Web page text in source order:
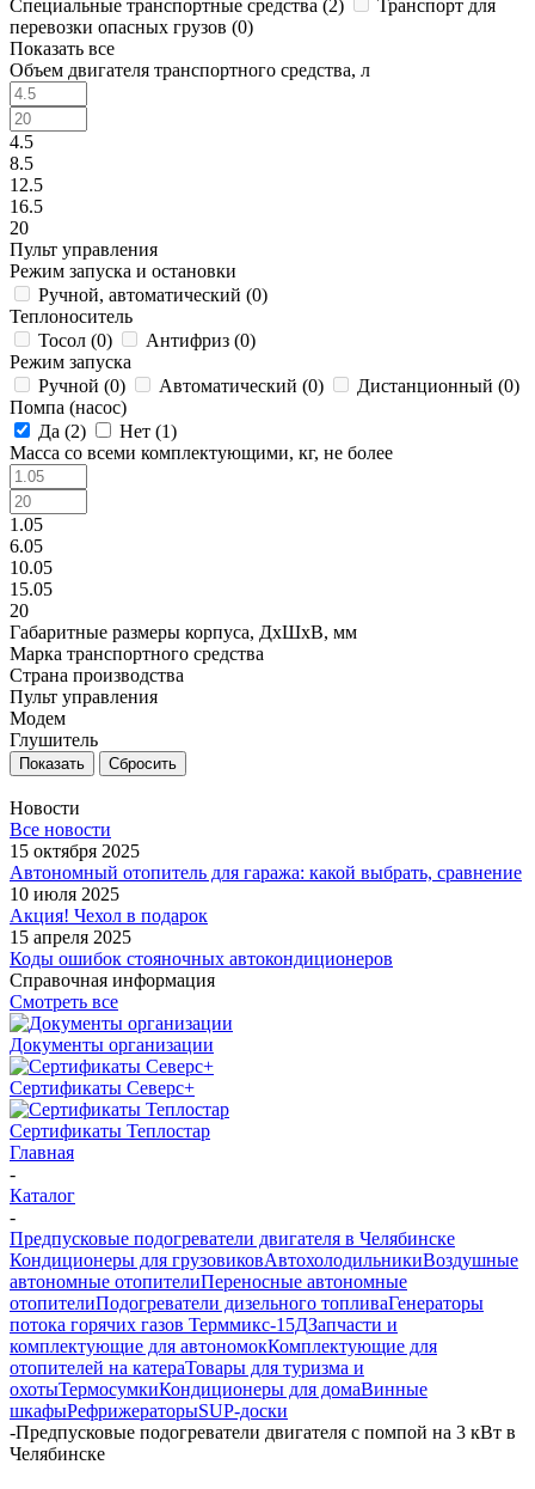
Специальные транспортные средства (2)
Транспорт для
перевозки опасных грузов (0)
Показать все
Объем двигателя транспортного средства, л
4.5
8.5
12.5
16.5
20
Пульт управления
Режим запуска и остановки
Ручной, автоматический (0)
Теплоноситель
Тосол (0) Антифриз (0)
Режим запуска
Ручной (0) Автоматический (0) Дистанционный (0)
Помпа (насос)
Да (2) Нет (1)
Масса со всеми комплектующими, кг, не более
1.05
6.05
10.05
15.05
20
Габаритные размеры корпуса, ДxШxВ, мм
Марка транспортного средства
Страна производства
Пульт управления
Модем
Глушитель
Сбросить
Новости
Все новости
15 октября 2025
Автономный отопитель для гаража: какой выбрать, сравнение
10 июля 2025
Акция! Чехол в подарок
15 апреля 2025
Коды ошибок стояночных автокондиционеров
Справочная информация
Смотреть все
Документы организации
Сертификаты Северс+
Сертификаты Теплостар
Главная
-
Каталог
-
Предпусковые подогреватели двигателя в Челябинске
Кондиционеры для грузовиковАвтохолодильникиВоздушные
автономные отопителиПереносные автономные
отопителиПодогреватели дизельного топливаГенераторы
потока горячих газов Терммикс-15ДЗапчасти и
комплектующие для автономокКомплектующие для
отопителей на катераТовары для туризма и
охотыТермосумкиКондиционеры для домаВинные
шкафыРефрижераторыSUP-доски
-Предпусковые подогреватели двигателя c помпой на 3 кВт в
Челябинске